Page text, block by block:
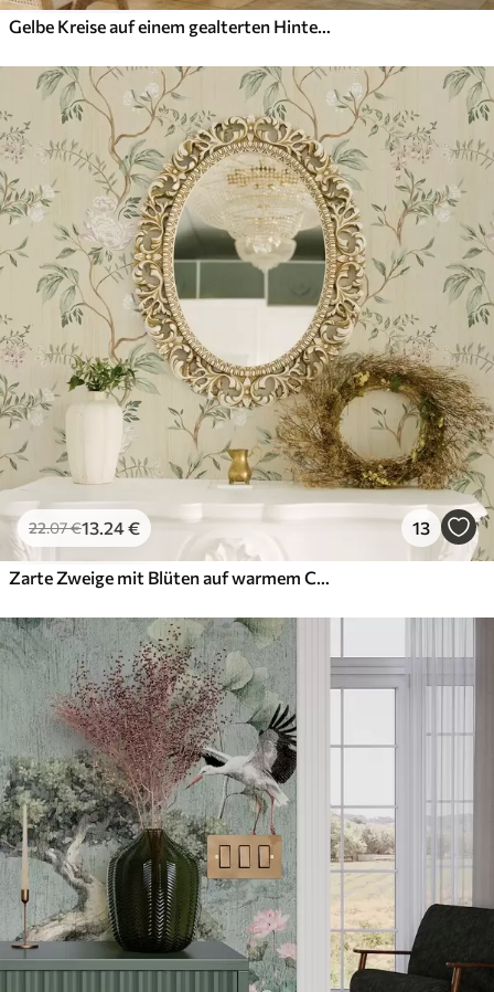
Gelbe Kreise auf einem gealterten Hintergrund
22.07€13.24€ 13
Zarte Zweige mit Blüten auf warmem Cremehintergrund